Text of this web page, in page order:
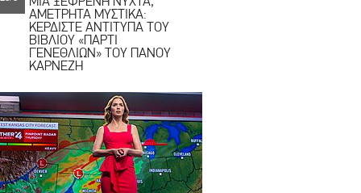
ΑΜΕΤΡΗΤΑ ΜΥΣΤΙΚΑ:
ΚΕΡΔΙΣΤΕ ΑΝΤΙΤΥΠΑ ΤΟΥ
ΒΙΒΛΙΟΥ «ΠΑΡΤΙ
ΓΕΝΕΘΛΙΩΝ» ΤΟΥ ΠΑΝΟΥ
ΚΑΡΝΕΖΗ